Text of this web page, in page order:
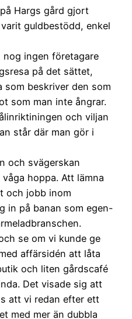
Hargs gård gjort
guldbestödd, enkel
nog ingen företagare
på det sättet,
som beskriver den som
som man inte ångrar.
och viljan
står där man gör i
och svägerskan
hoppa. Att lämna
och jobb inom
in på banan som egen-
se om vi kunde ge
affärsidén att låta
och liten gårdscafé
Det visade sig att
att vi redan efter ett
med mer än dubbla